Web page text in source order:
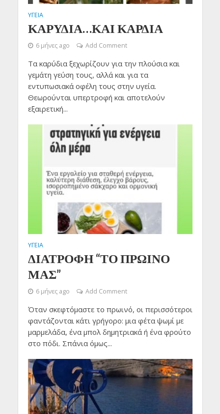
ΥΓΕΙΑ
ΚΑΡΥΔΙΑ…ΚΑΙ ΚΑΡΔΙΑ
6 μήνες ago Add Comment
Τα καρύδια ξεχωρίζουν για την πλούσια και
γεμάτη γεύση τους, αλλά και για τα
εντυπωσιακά οφέλη τους στην υγεία.
Θεωρούνται υπερτροφή και αποτελούν
εξαιρετική...
ΥΓΕΙΑ
ΔΙΑΤΡΟΦΗ “ΤΟ ΠΡΩΙΝΟ
ΜΑΣ”
6 μήνες ago Add Comment
Όταν σκεφτόμαστε το πρωινό, οι περισσότεροι
φαντάζονται κάτι γρήγορο: μια φέτα ψωμί με
μαρμελάδα, ένα μπολ δημητριακά ή ένα φρούτο
στο πόδι. Σπάνια όμως...